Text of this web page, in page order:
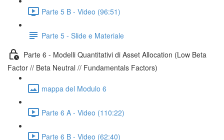
Parte 5 B - Video (96:51)
Parte 5 - Slide e Materiale
Parte 6 - Modelli Quantitativi di Asset Allocation (Low Beta
Factor // Beta Neutral // Fundamentals Factors)
mappa del Modulo 6
Parte 6 A - Video (110:22)
Parte 6 B - Video (62:40)